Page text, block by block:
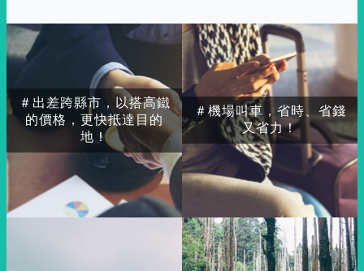
＃出差跨縣市，以搭高鐵
的價格，更快抵達目的
地！
＃機場叫車，省時、省錢
又省力！